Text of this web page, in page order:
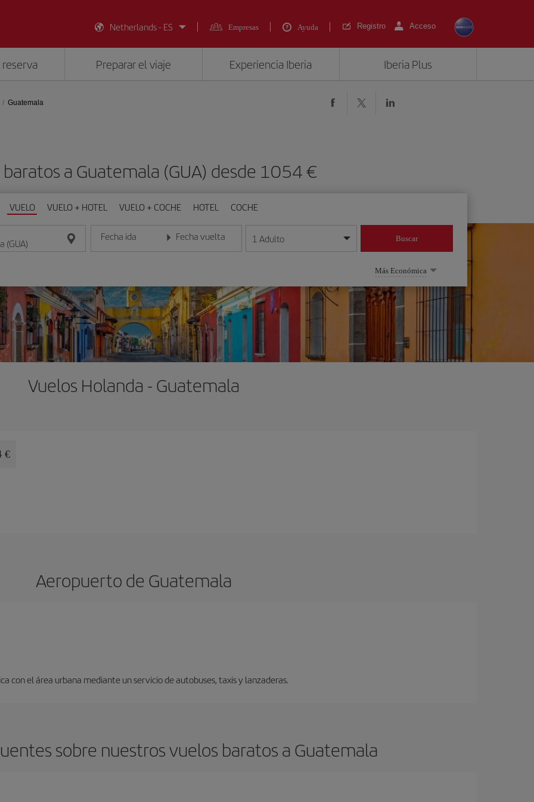
Netherlands - ES
Empresas Ayuda Registro Acceso
Preparar el viaje Experiencia Iberia Iberia Plus
Guatemala
a Guatemala (GUA) desde 1054 €
VUELO VUELO + HOTEL VUELO + COCHE HOTEL COCHE
Fecha ida
Introduce la fecha en formato día/mes/año
Fecha vuelta
Introduce la fecha en formato día/mes/año
1 Adulto Buscar
Más Económica
Vuelos Holanda - Guatemala
€
Aeropuerto de Guatemala
con el área urbana mediante un servicio de autobuses, taxis y lanzaderas.
sobre nuestros vuelos baratos a Guatemala